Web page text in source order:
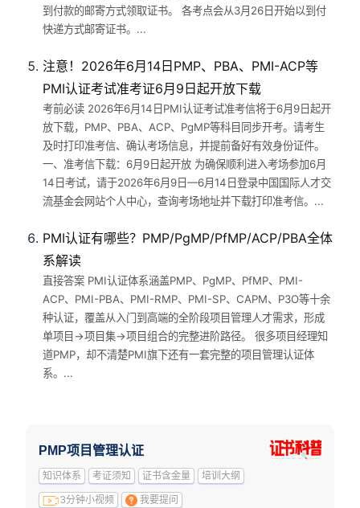
到付款的邮寄方式领取证书。 各考点会从3月26日开始以到付
快递方式邮寄证书。...
注意！2026年6月14日PMP、PBA、PMI-ACP等
PMI认证考试准考证6月9日起开放下载
考前必读 2026年6月14日PMI认证考试准考信将于6月9日起开
放下载，PMP、PBA、ACP、PgMP等科目同步开考。请考生
及时打印准考信、确认考场信息，并提前备好有效身份证件。
一、准考信下载：6月9日起开放 为确保顺利进入考场参加6月
14日考试，请于2026年6月9日—6月14日登录中国国际人才交
流基金会网站个人中心，查询考场地址并下载打印准考信。...
PMI认证有哪些？PMP/PgMP/PfMP/ACP/PBA全体
系解读
直接答案 PMI认证体系涵盖PMP、PgMP、PfMP、PMI-
ACP、PMI-PBA、PMI-RMP、PMI-SP、CAPM、P3O等十余
种认证，覆盖从入门到高端的全阶段项目管理人才需求，形成
单项目→项目集→项目组合的完整进阶路径。 很多项目经理知
道PMP，却不清楚PMI旗下还有一套完整的项目管理认证体
系。...
PMP项目管理认证
知识体系 考证须知 证书含金量 培训大纲
3分钟小视频 我要提问